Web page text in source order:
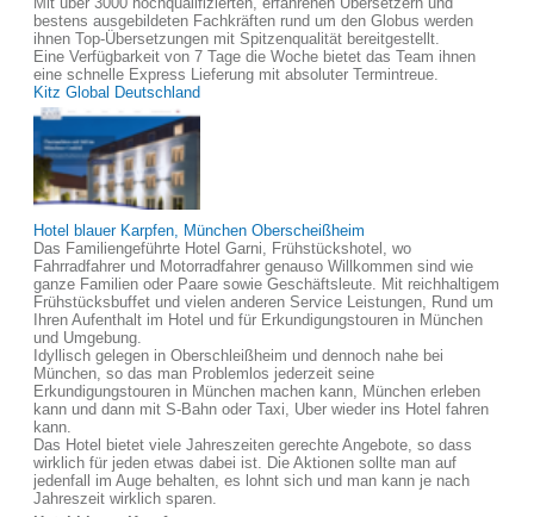
bestens ausgebildeten Fachkräften rund um den Globus werden
ihnen Top-Übersetzungen mit Spitzenqualität bereitgestellt.
Eine Verfügbarkeit von 7 Tage die Woche bietet das Team ihnen
eine schnelle Express Lieferung mit absoluter Termintreue.
Kitz Global Deutschland
Hotel blauer Karpfen, München Oberscheißheim
Das Familiengeführte Hotel Garni, Frühstückshotel, wo
Fahrradfahrer und Motorradfahrer genauso Willkommen sind wie
ganze Familien oder Paare sowie Geschäftsleute. Mit reichhaltigem
Frühstücksbuffet und vielen anderen Service Leistungen, Rund um
Ihren Aufenthalt im Hotel und für Erkundigungstouren in München
und Umgebung.
Idyllisch gelegen in Oberschleißheim und dennoch nahe bei
München, so das man Problemlos jederzeit seine
Erkundigungstouren in München machen kann, München erleben
kann und dann mit S-Bahn oder Taxi, Uber wieder ins Hotel fahren
kann.
Das Hotel bietet viele Jahreszeiten gerechte Angebote, so dass
wirklich für jeden etwas dabei ist. Die Aktionen sollte man auf
jedenfall im Auge behalten, es lohnt sich und man kann je nach
Jahreszeit wirklich sparen.